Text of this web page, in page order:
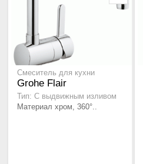
Смеситель для кухни
Grohe Flair
Тип: С выдвижным изливом
Материал хром, 360°..